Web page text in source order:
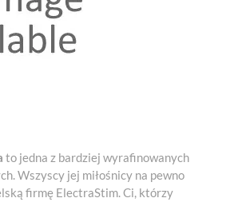
to jedna z bardziej wyrafinowanych
Wszyscy jej miłośnicy na pewno
firmę ElectraStim. Ci, którzy